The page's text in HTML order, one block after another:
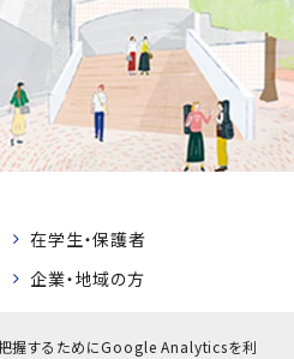
握するためにGoogle Analyticsを利
在学生・保護者
企業・地域の方